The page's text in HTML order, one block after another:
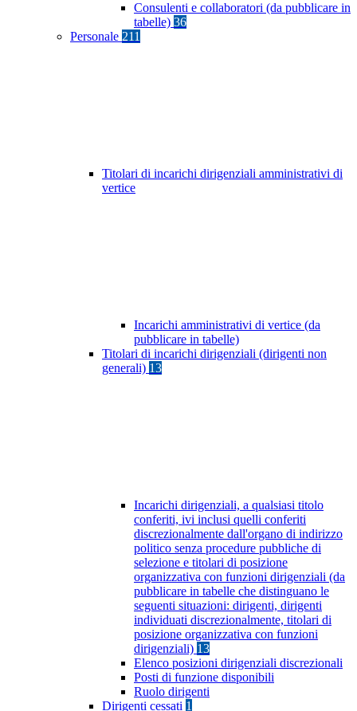
Consulenti e collaboratori (da pubblicare in
tabelle) 36
Personale 211
Titolari di incarichi dirigenziali amministrativi di
vertice
Incarichi amministrativi di vertice (da
pubblicare in tabelle)
Titolari di incarichi dirigenziali (dirigenti non
generali) 13
Incarichi dirigenziali, a qualsiasi titolo
conferiti, ivi inclusi quelli conferiti
discrezionalmente dall'organo di indirizzo
politico senza procedure pubbliche di
selezione e titolari di posizione
organizzativa con funzioni dirigenziali (da
pubblicare in tabelle che distinguano le
seguenti situazioni: dirigenti, dirigenti
individuati discrezionalmente, titolari di
posizione organizzativa con funzioni
dirigenziali) 13
Elenco posizioni dirigenziali discrezionali
Posti di funzione disponibili
Ruolo dirigenti
Dirigenti cessati 1